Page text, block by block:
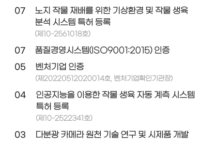
07
노지 작물 재배를 위한 기상환경 및 작물 생육
분석 시스템 특허 등록
(제10-2561018호)
07
품질경영시스템(ISO9001:2015) 인증
05
벤처기업 인증
(제20220512020014호, 벤처기업확인기관장)
04
인공지능을 이용한 작물 생육 자동 계측 시스템
특허 등록
(제10-2522341호)
03
다분광 카메라 원천 기술 연구 및 시제품 개발